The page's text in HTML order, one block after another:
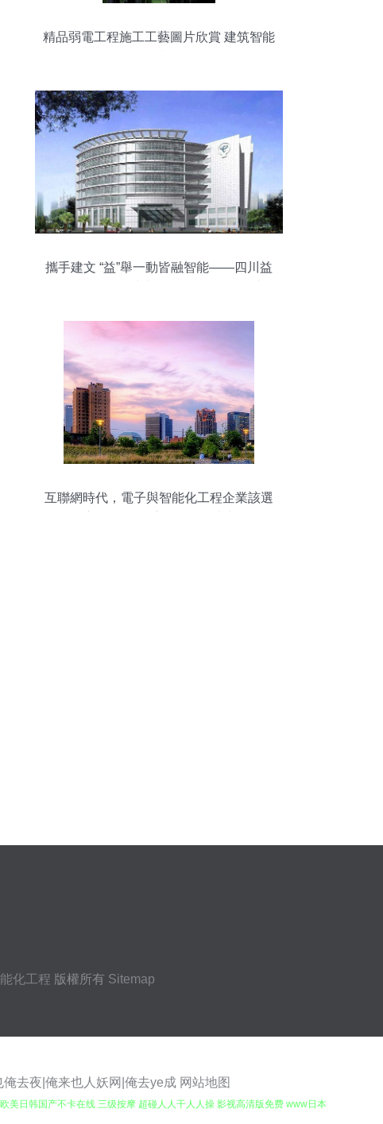
精品弱電工程施工工藝圖片欣賞 建筑智能
攜手建文 “益”舉一動皆融智能——四川益
互聯網時代，電子與智能化工程企業該選
化工程 版權所有 Sitemap
去夜|俺来也人妖网|俺去ye成 网站地图
日韩国产不卡在线 三级按摩 超碰人人干人人操 影视高清版免费 www日本